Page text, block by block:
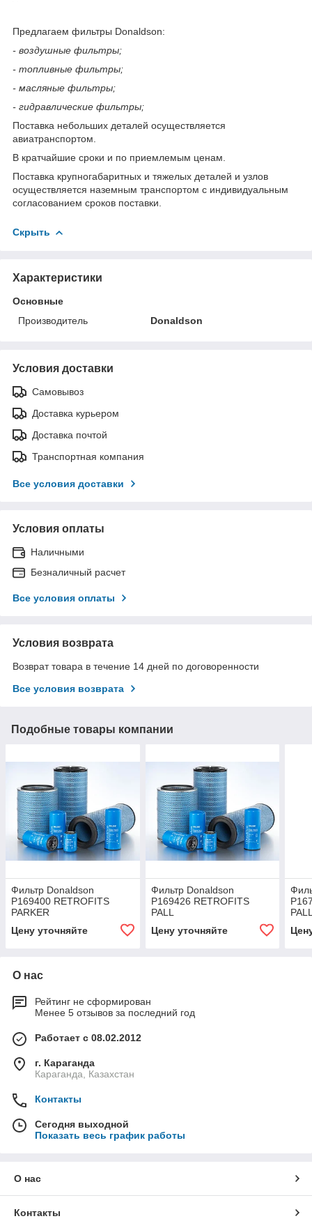
Предлагаем фильтры Donaldson:
- воздушные фильтры;
- топливные фильтры;
- масляные фильтры;
- гидравлические фильтры;
Поставка небольших деталей осуществляется
авиатранспортом.
В кратчайшие сроки и по приемлемым ценам.
Поставка крупногабаритных и тяжелых деталей и узлов
осуществляется наземным транспортом с индивидуальным
согласованием сроков поставки.
Скрыть
Характеристики
Основные
Производитель
Donaldson
Условия доставки
Самовывоз
Доставка курьером
Доставка почтой
Транспортная компания
Все условия доставки
Условия оплаты
Наличными
Безналичный расчет
Все условия оплаты
Условия возврата
Возврат товара в течение 14 дней по договоренности
Все условия возврата
Подобные товары компании
Фильтр Donaldson
P169400 RETROFITS
PARKER
Цену уточняйте
Фильтр Donaldson
P169426 RETROFITS
PALL
Цену уточняйте
О нас
Рейтинг не сформирован
Менее 5 отзывов за последний год
Работает с 08.02.2012
г. Караганда
Караганда, Казахстан
Контакты
Сегодня выходной
Показать весь график работы
О нас
Контакты